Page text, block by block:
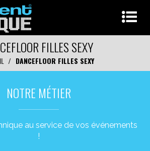
FILLES SEXY
DANCEFLOOR FILLES SEXY
NOTRE MÉTIER
au service de vos événements
!